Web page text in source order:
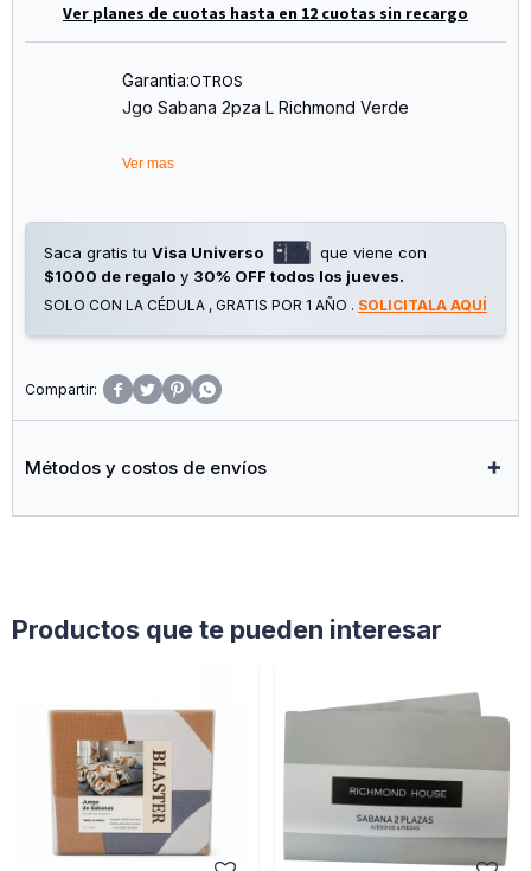
Ver planes de cuotas hasta en 12 cuotas sin recargo
Garantia:OTROS
Jgo Sabana 2pza L Richmond Verde
Ver mas
Saca gratis tu Visa Universo
que viene con
$1000 de regalo y 30% OFF todos los jueves.
SOLO CON LA CÉDULA , GRATIS POR 1 AÑO . SOLICITALA AQUÍ
   
Métodos y costos de envíos
Productos que te pueden interesar